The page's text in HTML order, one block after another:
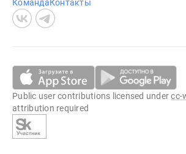
КомандаКонтакты
Public user contributions licensed undercc-
attribution required